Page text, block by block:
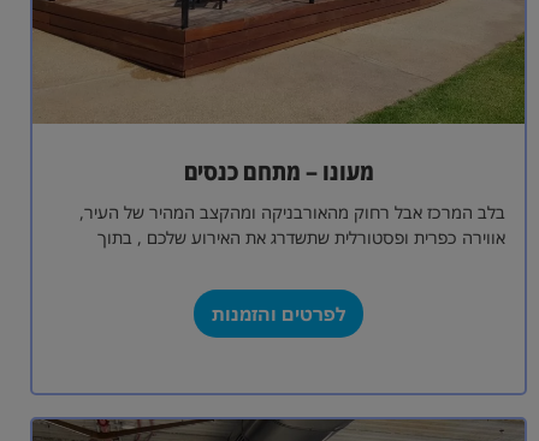
מעונו – מתחם כנסים
בלב המרכז אבל רחוק מהאורבניקה ומהקצב המהיר של העיר,
אווירה כפרית ופסטורלית שתשדרג את האירוע שלכם , בתוך
לפרטים והזמנות